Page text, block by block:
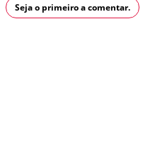
Seja o primeiro a comentar.